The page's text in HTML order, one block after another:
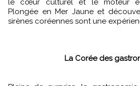
le cœur culturel et le moteur
Plongée en Mer Jaune et
sirènes coréennes sont une
La Corée des